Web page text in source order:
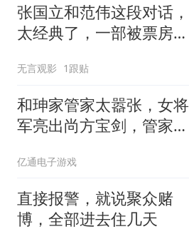
张国立和范伟这段对话，
太经典了，一部被票房低
无言观影 1跟贴
和珅家管家太嚣张，女将
军亮出尚方宝剑，管家便
亿通电子游戏
直接报警，就说聚众赌
博，全部进去住几天